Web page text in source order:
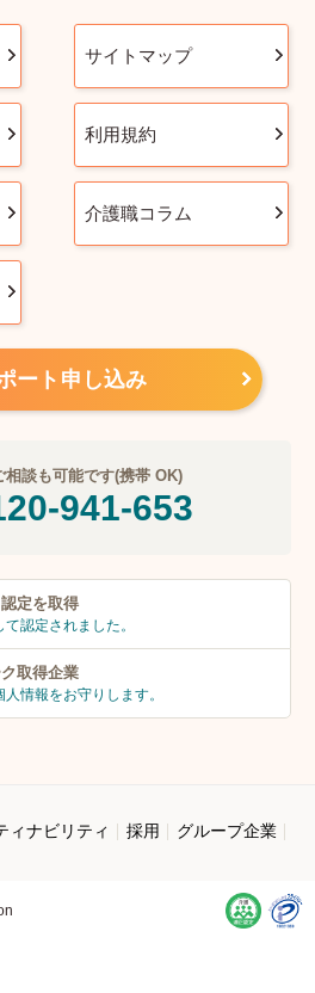
サイトマップ
利用規約
介護職コラム
ート申し込み
相談も可能です(携帯 OK)
941-653
認定を取得
て認定されました。
取得企業
人情報をお守りします。
ィナビリティ 採用
グループ企業